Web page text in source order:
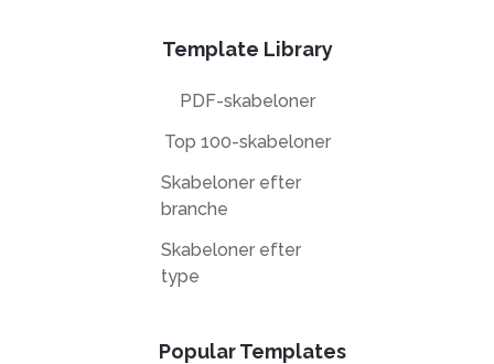
Template Library
PDF-skabeloner
Top 100-skabeloner
Skabeloner efter
branche
Skabeloner efter
type
Popular Templates